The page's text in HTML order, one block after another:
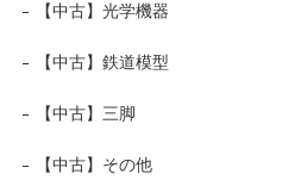
【中古】光学機器
【中古】鉄道模型
【中古】三脚
【中古】その他